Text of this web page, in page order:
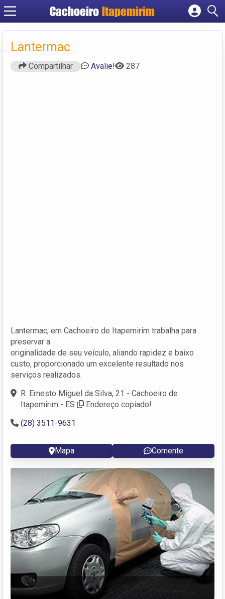
Cachoeiro Itapemirim
Cadastrar empresa
Lantermac
Compartilhar Avalie! 287
Lantermac, em Cachoeiro de Itapemirim trabalha para
preservar a
originalidade de seu veículo, aliando rapidez e baixo
custo, proporcionado um excelente resultado nos
serviços realizados.
R. Ernesto Miguel da Silva, 21 - Cachoeiro de
Itapemirim - ES
Endereço copiado!
(28) 3511-9631
Mapa Comente